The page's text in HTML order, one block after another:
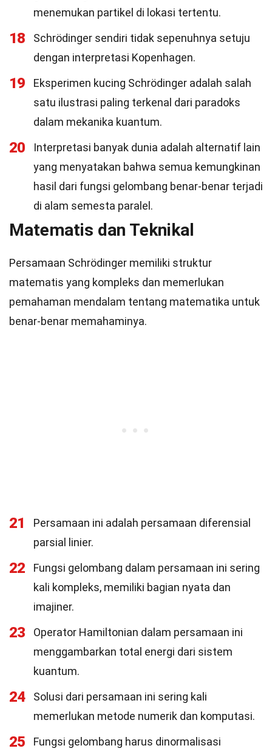
menemukan partikel di lokasi tertentu.
18
Schrödinger sendiri tidak sepenuhnya setuju
dengan interpretasi Kopenhagen.
19
Eksperimen kucing Schrödinger adalah salah
satu ilustrasi paling terkenal dari paradoks
dalam mekanika kuantum.
20
Interpretasi banyak dunia adalah alternatif lain
yang menyatakan bahwa semua kemungkinan
hasil dari fungsi gelombang benar-benar terjadi
di alam semesta paralel.
Matematis dan Teknikal
Persamaan Schrödinger memiliki struktur
matematis yang kompleks dan memerlukan
pemahaman mendalam tentang matematika untuk
benar-benar memahaminya.
21
Persamaan ini adalah persamaan diferensial
parsial linier.
22
Fungsi gelombang dalam persamaan ini sering
kali kompleks, memiliki bagian nyata dan
imajiner.
23
Operator Hamiltonian dalam persamaan ini
menggambarkan total energi dari sistem
kuantum.
24
Solusi dari persamaan ini sering kali
memerlukan metode numerik dan komputasi.
25
Fungsi gelombang harus dinormalisasi